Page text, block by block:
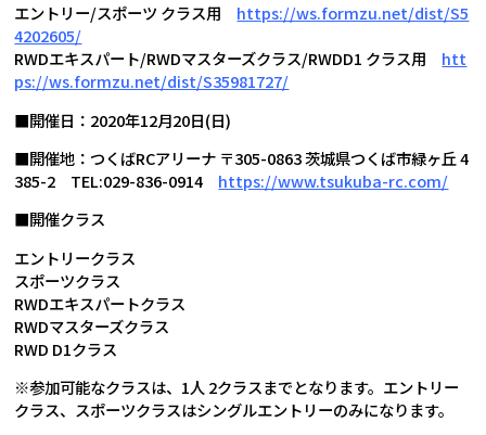
エントリー/スポーツ クラス用 https://ws.formzu.net/dist/S5
4202605/
RWDエキスパート/RWDマスターズクラス/RWDD1 クラス用 htt
ps://ws.formzu.net/dist/S35981727/
■開催日：2020年12月20日(日)
■開催地：つくばRCアリーナ 〒305-0863 茨城県つくば市緑ヶ丘 4
385-2 TEL:029-836-0914 https://www.tsukuba-rc.com/
■開催クラス
エントリークラス
スポーツクラス
RWDエキスパートクラス
RWDマスターズクラス
RWD D1クラス
※参加可能なクラスは、1人 2クラスまでとなります。エントリー
クラス、スポーツクラスはシングルエントリーのみになります。